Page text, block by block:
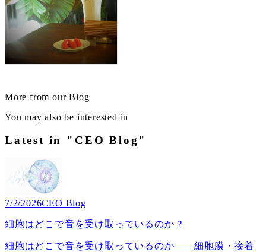
More from our Blog
You may also be interested in
Latest in "CEO Blog"
7/2/2026CEO Blog
細胞はどこで音を受け取っているのか？
細胞はどこで音を受け取っているのか――細胞膜・接着